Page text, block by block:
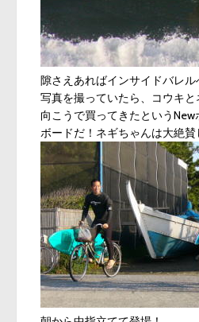
隙さえあればインサイドバレル
写真を撮っていたら、コウキ
向こうで買ってきたという
ボードだ！ネギちゃんは大絶